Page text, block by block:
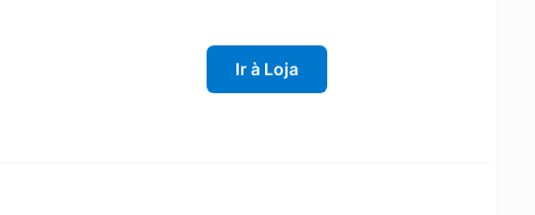
Ir à Loja